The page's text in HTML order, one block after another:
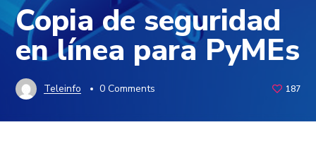
Copia de seguridad
en línea para PyMEs
Teleinfo 0 Comments 187